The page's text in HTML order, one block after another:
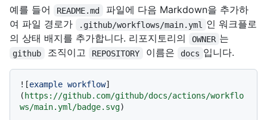
예를 들어
README.md
파일에 다음 Markdown을 추가하
여 파일 경로가
.github/workflows/main.yml
인 워크플로
의 상태 배지를 추가합니다. 리포지토리의
OWNER 는
github 조직이고 REPOSITORY 이름은 docs 입니다.
![example workflow]
( https://github.com/github/docs/actions/workflo
ws/main.yml/badge.svg